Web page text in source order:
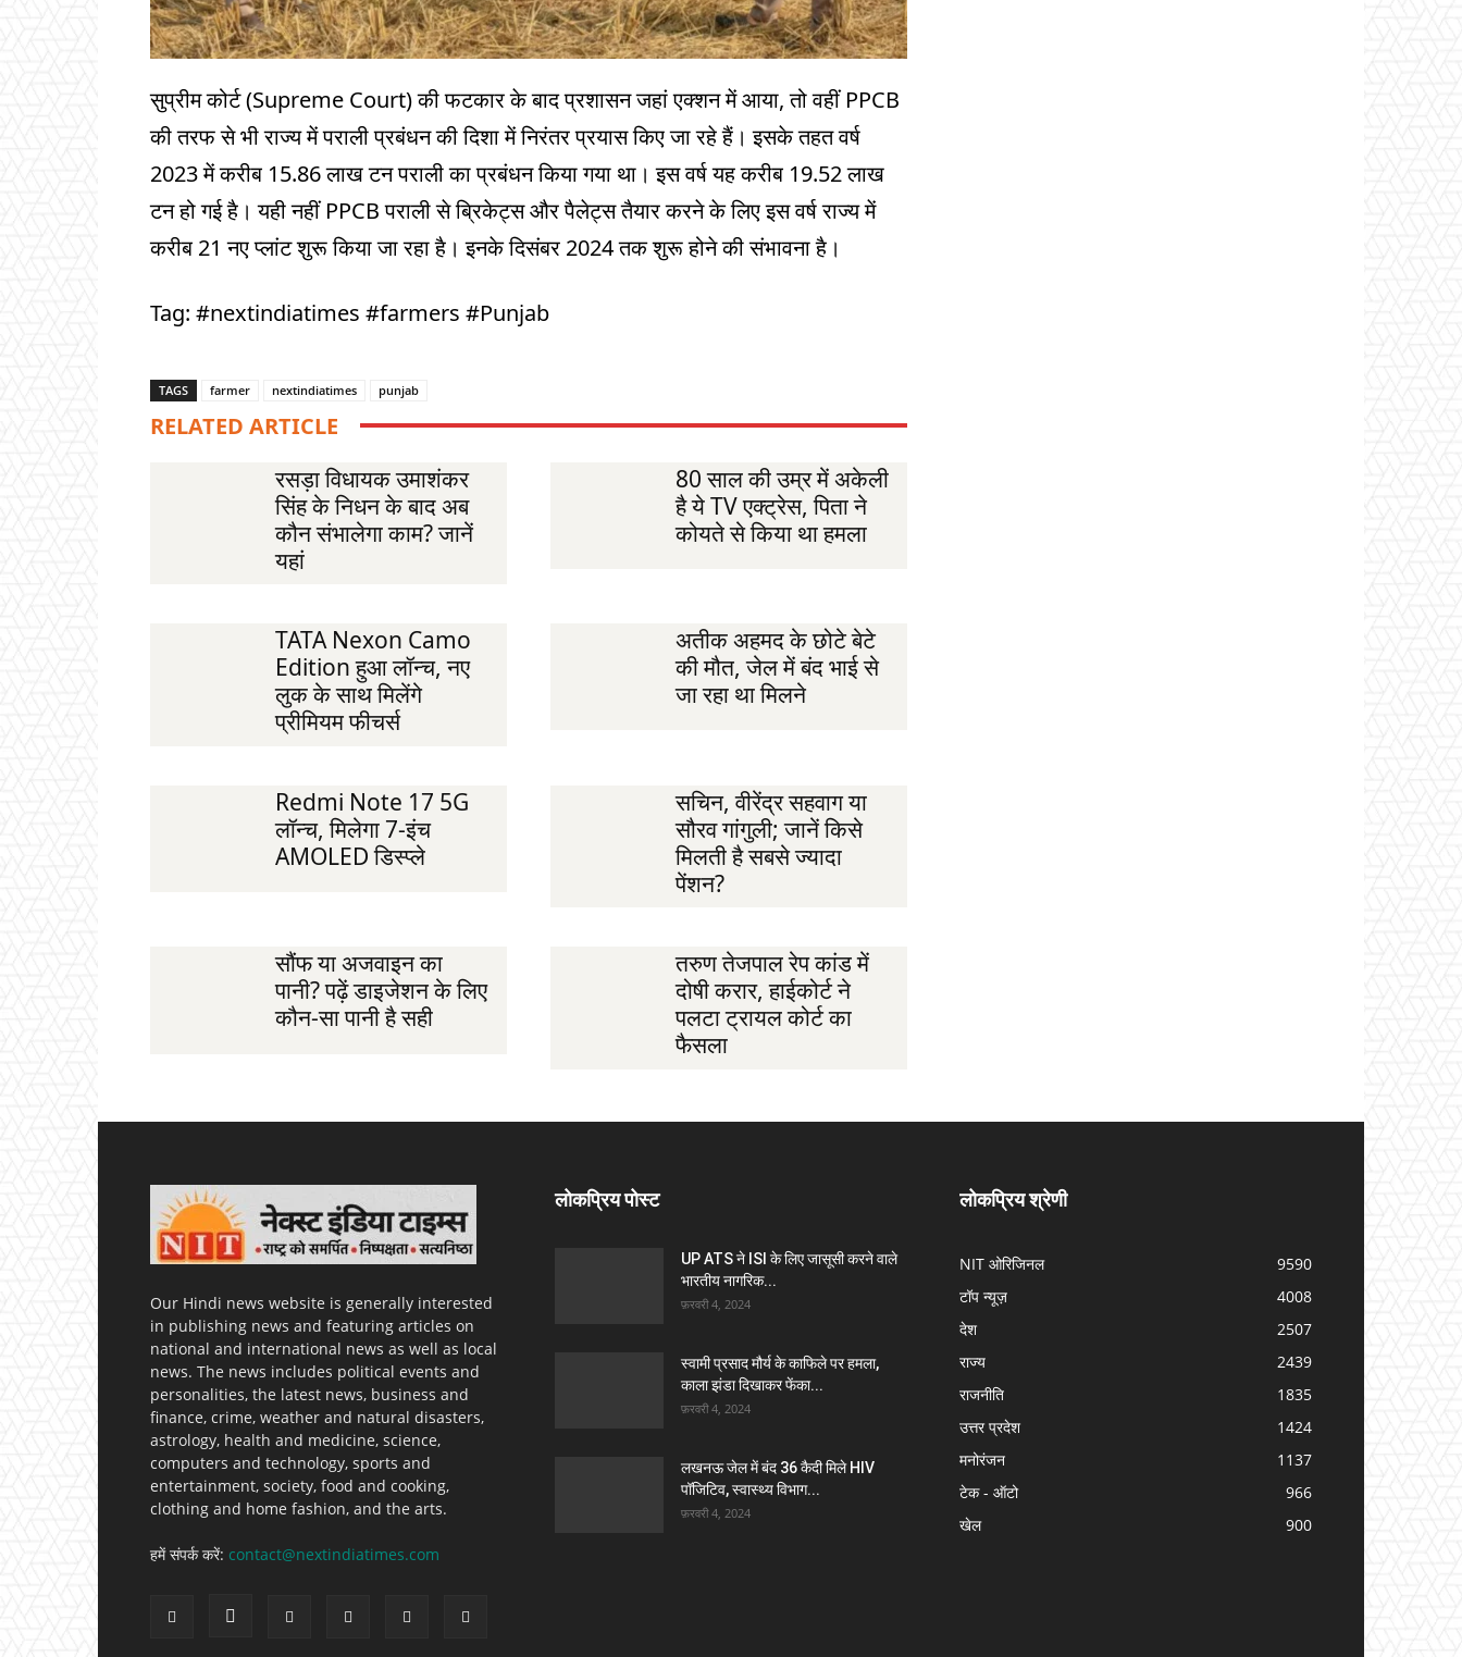
सुप्रीम कोर्ट (Supreme Court) की फटकार के बाद प्रशासन जहां एक्शन में आया, तो वहीं PPCB
की तरफ से भी राज्य में पराली प्रबंधन की दिशा में निरंतर प्रयास किए जा रहे हैं। इसके तहत वर्ष
2023 में करीब 15.86 लाख टन पराली का प्रबंधन किया गया था। इस वर्ष यह करीब 19.52 लाख
टन हो गई है। यही नहीं PPCB पराली से ब्रिकेट्स और पैलेट्स तैयार करने के लिए इस वर्ष राज्य में
करीब 21 नए प्लांट शुरू किया जा रहा है। इनके दिसंबर 2024 तक शुरू होने की संभावना है।
Tag: #nextindiatimes #farmers #Punjab
TAGS farmer nextindiatimes punjab
RELATED ARTICLE
रसड़ा विधायक उमाशंकर
सिंह के निधन के बाद अब
कौन संभालेगा काम? जानें
यहां
80 साल की उम्र में अकेली
है ये TV एक्ट्रेस, पिता ने
कोयते से किया था हमला
TATA Nexon Camo
Edition हुआ लॉन्च, नए
लुक के साथ मिलेंगे
प्रीमियम फीचर्स
अतीक अहमद के छोटे बेटे
की मौत, जेल में बंद भाई से
जा रहा था मिलने
Redmi Note 17 5G
लॉन्च, मिलेगा 7-इंच
AMOLED डिस्प्ले
सचिन, वीरेंद्र सहवाग या
सौरव गांगुली; जानें किसे
मिलती है सबसे ज्यादा
पेंशन?
सौंफ या अजवाइन का
पानी? पढ़ें डाइजेशन के लिए
कौन-सा पानी है सही
तरुण तेजपाल रेप कांड में
दोषी करार, हाईकोर्ट ने
पलटा ट्रायल कोर्ट का
फैसला
Our Hindi news website is generally interested
in publishing news and featuring articles on
national and international news as well as local
news. The news includes political events and
personalities, the latest news, business and
finance, crime, weather and natural disasters,
astrology, health and medicine, science,
computers and technology, sports and
entertainment, society, food and cooking,
clothing and home fashion, and the arts.
हमें संपर्क करें: contact@nextindiatimes.com
लोकप्रिय पोस्ट
UP ATS ने ISI के लिए जासूसी करने वाले
भारतीय नागरिक...
फ़रवरी 4, 2024
स्वामी प्रसाद मौर्य के काफिले पर हमला,
काला झंडा दिखाकर फेंका...
फ़रवरी 4, 2024
लखनऊ जेल में बंद 36 कैदी मिले HIV
पॉजिटिव, स्वास्थ्य विभाग...
फ़रवरी 4, 2024
लोकप्रिय श्रेणी
NIT ओरिजिनल
9590
टॉप न्यूज़
4008
देश
2507
राज्य
2439
राजनीति
1835
उत्तर प्रदेश
1424
मनोरंजन
1137
टेक - ऑटो
966
खेल
900